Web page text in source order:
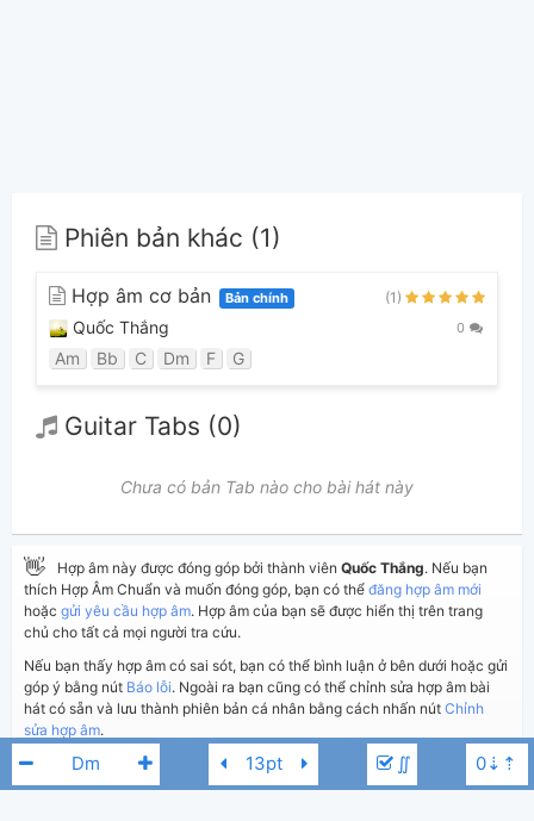
∬
Phiên bản khác (1)
Hợp âm cơ bản Bản chính (1)
Quốc Thắng 0
Am Bb C Dm F G
Guitar Tabs (0)
Chưa có bản Tab nào cho bài hát này
👋 Hợp âm này được đóng góp bởi thành viên Quốc Thắng. Nếu bạn
thích Hợp Âm Chuẩn và muốn đóng góp, bạn có thể đăng hợp âm mới
hoặc gửi yêu cầu hợp âm. Hợp âm của bạn sẽ được hiển thị trên trang
chủ cho tất cả mọi người tra cứu.
Nếu bạn thấy hợp âm có sai sót, bạn có thể bình luận ở bên dưới hoặc gửi
góp ý bằng nút Báo lỗi. Ngoài ra bạn cũng có thể chỉnh sửa hợp âm bài
hát có sẵn và lưu thành phiên bản cá nhân bằng cách nhấn nút Chỉnh
sửa hợp âm.